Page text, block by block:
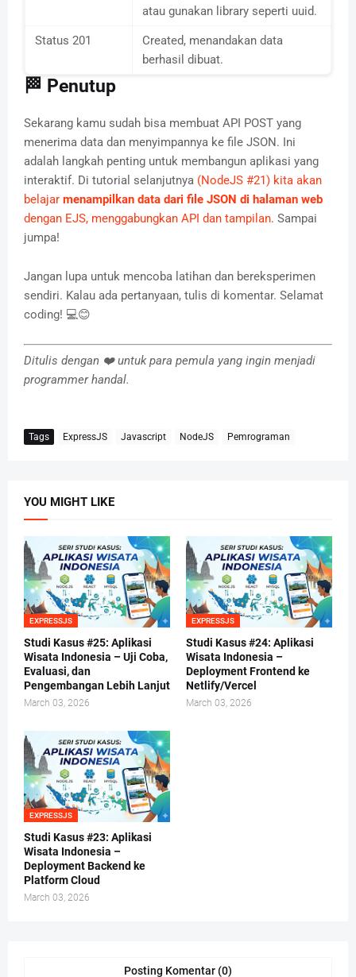
atau gunakan library seperti uuid.
Status 201
Created, menandakan data
berhasil dibuat.
🏁 Penutup
Sekarang kamu sudah bisa membuat API POST yang
menerima data dan menyimpannya ke file JSON. Ini
adalah langkah penting untuk membangun aplikasi yang
interaktif. Di tutorial selanjutnya (NodeJS #21) kita akan
belajar menampilkan data dari file JSON di halaman web
dengan EJS, menggabungkan API dan tampilan. Sampai
jumpa!
Jangan lupa untuk mencoba latihan dan bereksperimen
sendiri. Kalau ada pertanyaan, tulis di komentar. Selamat
coding! 💻😊
Ditulis dengan ❤️ untuk para pemula yang ingin menjadi
programmer handal.
Tags ExpressJS Javascript NodeJS Pemrograman
YOU MIGHT LIKE
EXPRESSJS
Studi Kasus #25: Aplikasi
Wisata Indonesia – Uji Coba,
Evaluasi, dan
Pengembangan Lebih Lanjut
March 03, 2026
EXPRESSJS
Studi Kasus #24: Aplikasi
Wisata Indonesia –
Deployment Frontend ke
Netlify/Vercel
March 03, 2026
EXPRESSJS
Studi Kasus #23: Aplikasi
Wisata Indonesia –
Deployment Backend ke
Platform Cloud
March 03, 2026
Posting Komentar (0)